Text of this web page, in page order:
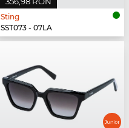
Sting
SST073 - 07LA